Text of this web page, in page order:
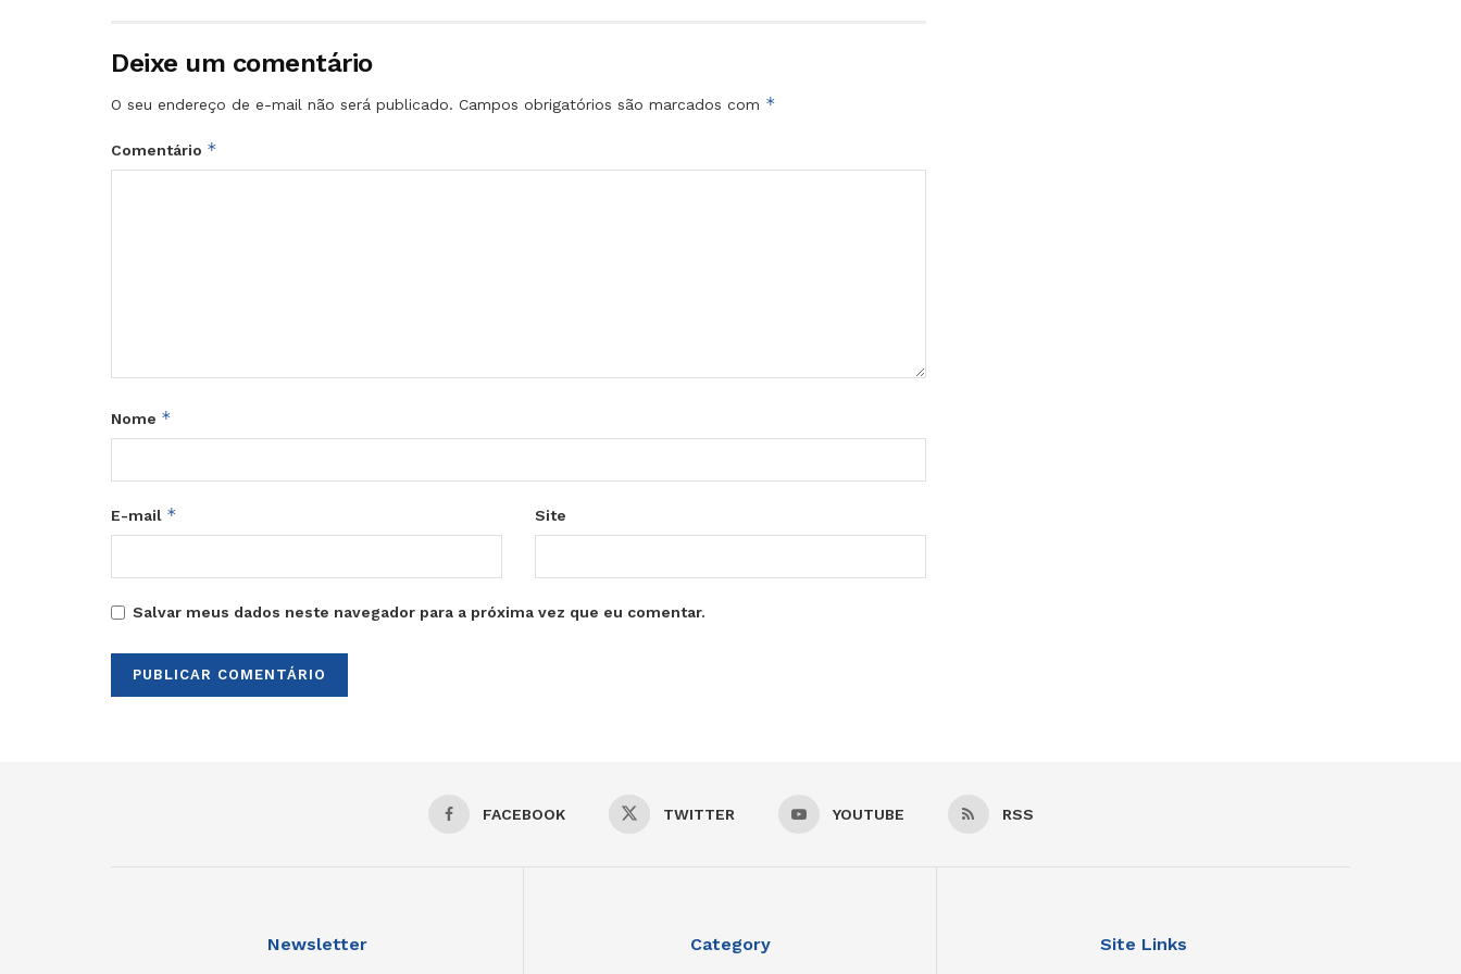
Deixe um comentário
O seu endereço de e-mail não será publicado. Campos obrigatórios são marcados com *
Comentário *
Nome *
E-mail * Site
Salvar meus dados neste navegador para a próxima vez que eu comentar.
FACEBOOK TWITTER YOUTUBE RSS
Newsletter Category Site Links